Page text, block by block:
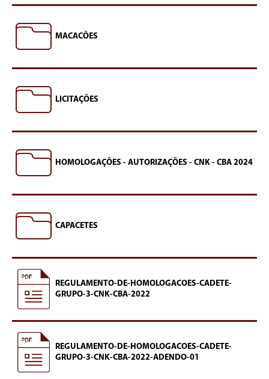
MACACÕES
LICITAÇÕES
HOMOLOGAÇÕES - AUTORIZAÇÕES - CNK - CBA 2024
CAPACETES
REGULAMENTO-DE-HOMOLOGACOES-CADETE-
GRUPO-3-CNK-CBA-2022
REGULAMENTO-DE-HOMOLOGACOES-CADETE-
GRUPO-3-CNK-CBA-2022-ADENDO-01